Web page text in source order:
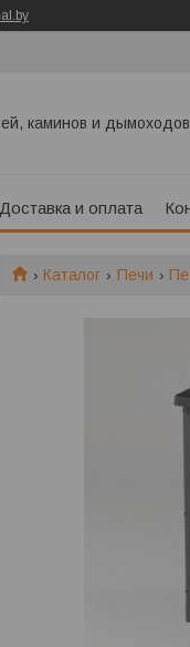
каминов и дымоходов
Доставка и оплата
Каталог Печи